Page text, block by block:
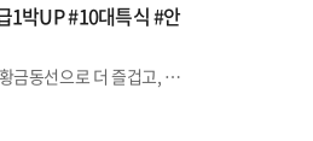
1박UP #10대특식 #안
- 사막위의 기적, 영화 속 그 장소! 두바이 시티 투어 - 황금동선으로 더 즐겁고, 더 편안한 스페인+포르투갈 여행~♬ - 1급+2급 숙박 - 100회 이상 출장경력의 유럽 전문인솔자 동행